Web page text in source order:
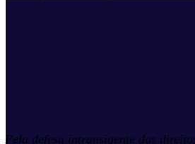
Pela defesa intransigente dos